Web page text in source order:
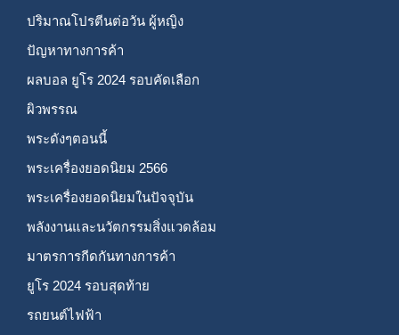
ปริมาณโปรตีนต่อวัน ผู้หญิง
ปัญหาทางการค้า
ผลบอล ยูโร 2024 รอบคัดเลือก
ผิวพรรณ
พระดังๆตอนนี้
พระเครื่องยอดนิยม 2566
พระเครื่องยอดนิยมในปัจจุบัน
พลังงานและนวัตกรรมสิ่งแวดล้อม
มาตรการกีดกันทางการค้า
ยูโร 2024 รอบสุดท้าย
รถยนต์ไฟฟ้า